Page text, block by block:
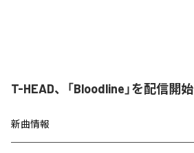
T-HEAD、「Bloodline」を配信開始
新曲情報